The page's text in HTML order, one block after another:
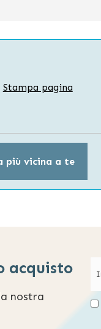
Stampa pagina
più vicina a te
acquisto
nostra